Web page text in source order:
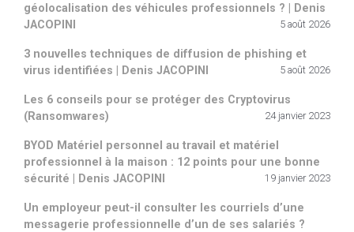
géolocalisation des véhicules professionnels ? | Denis
JACOPINI
5 août 2026
3 nouvelles techniques de diffusion de phishing et
virus identifiées | Denis JACOPINI
5 août 2026
Les 6 conseils pour se protéger des Cryptovirus
(Ransomwares)
24 janvier 2023
BYOD Matériel personnel au travail et matériel
professionnel à la maison : 12 points pour une bonne
sécurité | Denis JACOPINI
19 janvier 2023
Un employeur peut-il consulter les courriels d’une
messagerie professionnelle d’un de ses salariés ?